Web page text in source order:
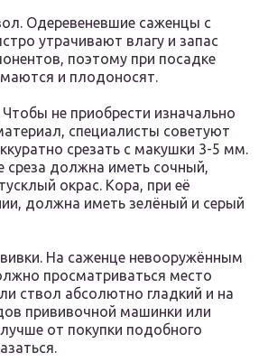
Одеревеневшие саженцы с
утрачивают влагу и запас
поэтому при посадке
и плодоносят.
не приобрести изначально
специалисты советуют
срезать с макушки 3-5 мм.
среза должна иметь сочный,
окрас. Кора, при её
должна иметь зелёный и серый
На саженце невооружённым
просматриваться место
ствол абсолютно гладкий и на
прививочной машинки или
от покупки подобного